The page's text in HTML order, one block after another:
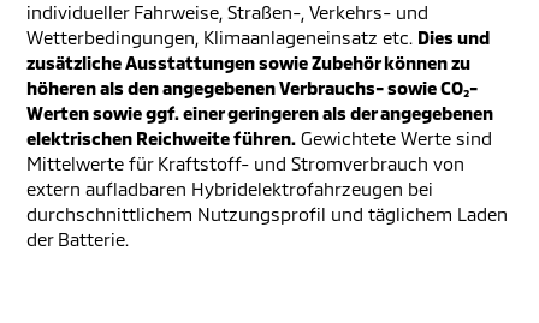
individueller Fahrweise, Straßen-, Verkehrs- und
Wetterbedingungen, Klimaanlageneinsatz etc. Dies und
zusätzliche Ausstattungen sowie Zubehör können zu
höheren als den angegebenen Verbrauchs- sowie CO₂-
Werten sowie ggf. einer geringeren als der angegebenen
elektrischen Reichweite führen. Gewichtete Werte sind
Mittelwerte für Kraftstoff- und Stromverbrauch von
extern aufladbaren Hybridelektrofahrzeugen bei
durchschnittlichem Nutzungsprofil und täglichem Laden
der Batterie.